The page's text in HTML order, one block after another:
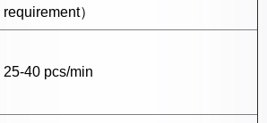
requirement）
25-40 pcs/min